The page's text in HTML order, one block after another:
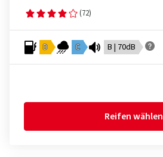
(72)
D C B | 70dB
Reifen wählen